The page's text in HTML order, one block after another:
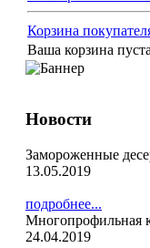
Корзина
Ваша корзина
Новости
Замороженные
13.05.2019
подробнее...
Многопрофильная
24.04.2019